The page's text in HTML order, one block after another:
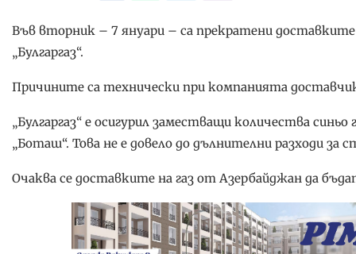
Във вторник – 7 януари – са прекратени
„Булгаргаз“.
Причините са технически при компанията
„Булгаргаз“ е осигурил заместващи количества
„Боташ“. Това не е довело до дълнителни разходи за
Очаква се доставките на газ от Азербайджан да